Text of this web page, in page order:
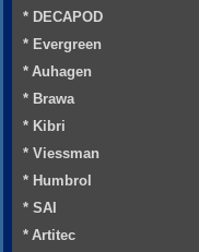
* DECAPOD
* Evergreen
* Auhagen
* Brawa
* Kibri
* Viessman
* Humbrol
* SAI
* Artitec